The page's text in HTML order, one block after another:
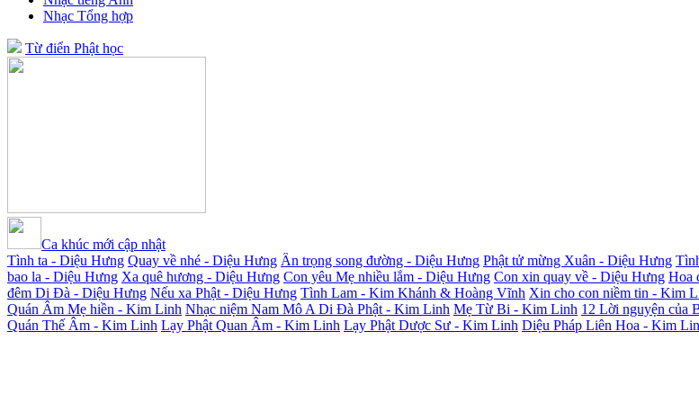
Nhạc Tổng hợp
Từ điển Phật học
Ca khúc mới cập nhật
Tình ta - Diệu Hưng Quay về nhé - Diệu Hưng Ân trọng song đường - Diệu Hưng Phật tử mừng Xuân - Diệu Hưng
bao la - Diệu Hưng Xa quê hương - Diệu Hưng Con yêu Mẹ nhiều lắm - Diệu Hưng Con xin quay về - Diệu Hưng Hoa
đêm Di Đà - Diệu Hưng Nếu xa Phật - Diệu Hưng Tình Lam - Kim Khánh & Hoàng Vĩnh Xin cho con niềm tin - Kim
Quán Âm Mẹ hiền - Kim Linh Nhạc niệm Nam Mô A Di Đà Phật - Kim Linh Mẹ Từ Bi - Kim Linh 12 Lời nguyện của
Quán Thế Âm - Kim Linh Lạy Phật Quan Âm - Kim Linh Lạy Phật Dược Sư - Kim Linh Diệu Pháp Liên Hoa - Kim